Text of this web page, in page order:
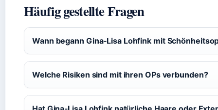
Häufig gestellte Fragen
Wann begann Gina‑Lisa Lohfink mit
Welche Risiken sind mit ihren OPs verbunden?